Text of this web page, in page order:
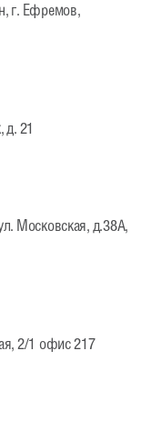
г. Ефремов,
д. 21
Московская, д.38А,
2/1 офис 217
рапса